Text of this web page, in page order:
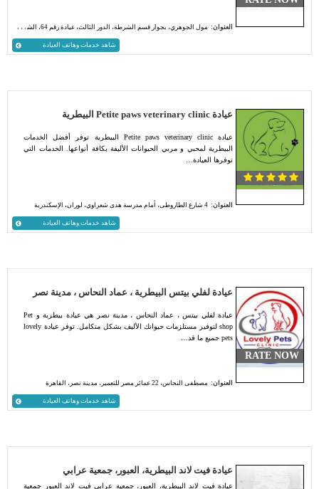
شاهد خدمات وهاتف العيادة
العنوان: مول الجوهري، بجوار قسم الشرطة، الدور الثالث، عيادة رقم 64، الشروق، القاهرة
شاهد خدمات وهاتف العيادة
عيادة Petite paws veterinary clinic البيطرية
عيادة Petite paws veterinary clinic البيطرية توفر أفضل الخدمات
البيطرية لمحبي و مربي الحيوانات الأليفة بكافة أنواعها. الخدمات التي
توفرها العيادة…
العنوان: 4 شارع الطاروطى، أمام مدرسة هدى شعراوي، لوران، الإسكندرية
شاهد خدمات وهاتف العيادة
RATE NOW
عيادة لفلي بيتس البيطرية ، عماد النحاس ، مدينة نصر
عيادة لفلي بيتس ، عماد النحاس ، مدينة نصر هي عيادة بيطرية و Pet
shop لتوفير مستلزمات حيوانك الأليف بشكل متكامل. توفر عيادة lovely
pets جميع ما قد…
العنوان: مصطفى النحاس، 22 عمائر مصر للتعمير، مدينة نصر، القاهرة
عيادة فيت لاند البيطرية، العبور، جمعية عرابي
عيادة فيت لاند البيطرية، العبور، جمعية عرابي فيت لاند العبور جمعية